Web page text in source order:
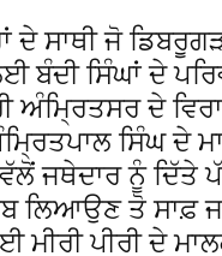
ਸਾਥੀ ਜੋ
ਬੰਦੀ ਸਿੰਘਾਂ ਦੇ
ਅੰਮ੍ਰਿਤਸਰ ਦੇ
ਸਿੰਘ ਦੇ
ਵੱਲੋਂ ਜਥੇਦਾਰ ਨੂੰ ਦਿੱਤੇ
ਲਿਆਉਣ ਤੋ ਸਾਫ਼
ਮੀਰੀ ਪੀਰੀ ਦੇ